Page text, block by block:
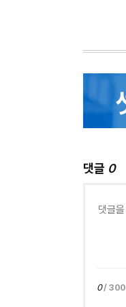
댓글 0
0/ 300